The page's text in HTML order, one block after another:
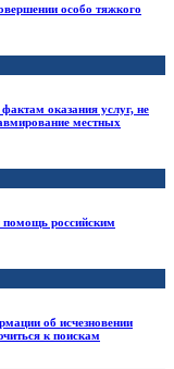
особо тяжкого
оказания услуг, не
местных
помощь российским
об исчезновении
к поискам